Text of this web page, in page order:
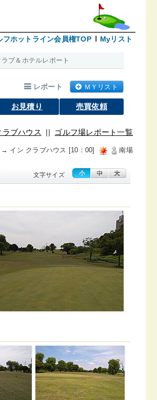
フホットライン会員権TOP Myリスト
ブ＆ホテルレポート
レポート ＭＹリスト
お見積り 売買依頼
ラブハウス || ゴルフ場レポート一覧
→ イン クラブハウス [10：00] 南場
文字サイズ